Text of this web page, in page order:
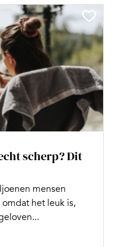
scherp? Dit
mensen
het leuk is,